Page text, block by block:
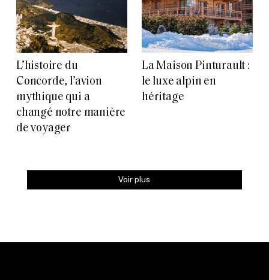
L’histoire du
Concorde, l’avion
mythique qui a
changé notre manière
de voyager
La Maison Pinturault :
le luxe alpin en
héritage
Voir plus